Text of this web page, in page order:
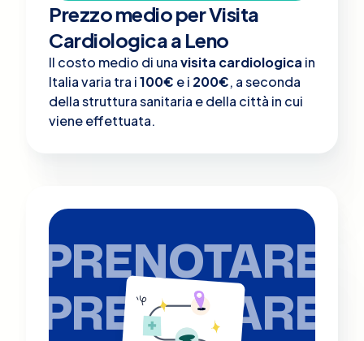
Prezzo medio per Visita
Cardiologica a Leno
Il costo medio di unavisita cardiologica in
Italia varia tra i100€ e i 200€, a seconda
della struttura sanitaria e della città in cui
viene effettuata.
PRENOTARE
PRENOTARE